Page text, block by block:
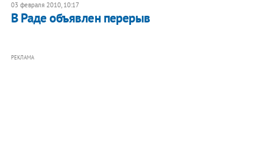
03 февраля 2010, 10:17
В Раде объявлен перерыв
РЕКЛАМА